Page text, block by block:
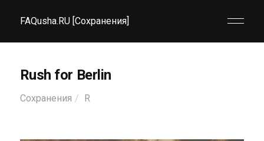
FAQusha.RU [Сохранения]
Rush for Berlin
Сохранения R